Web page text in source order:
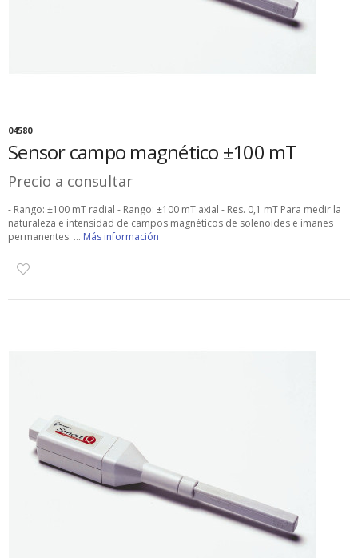
04580
Sensor campo magnético ±100 mT
Precio a consultar
- Rango: ±100 mT radial - Rango: ±100 mT axial - Res. 0,1 mT Para medir la
naturaleza e intensidad de campos magnéticos de solenoides e imanes
permanentes. ... Más información